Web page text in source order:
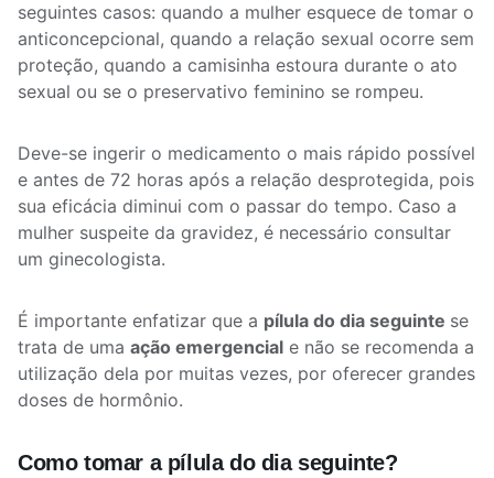
seguintes casos: quando a mulher esquece de tomar o
anticoncepcional, quando a relação sexual ocorre sem
proteção, quando a camisinha estoura durante o ato
sexual ou se o preservativo feminino se rompeu.
Deve-se ingerir o medicamento o mais rápido possível
e antes de 72 horas após a relação desprotegida, pois
sua eficácia diminui com o passar do tempo. Caso a
mulher suspeite da gravidez, é necessário consultar
um ginecologista.
É importante enfatizar que a pílula do dia seguinte se
trata de uma ação emergencial e não se recomenda a
utilização dela por muitas vezes, por oferecer grandes
doses de hormônio.
Como tomar a pílula do dia seguinte?